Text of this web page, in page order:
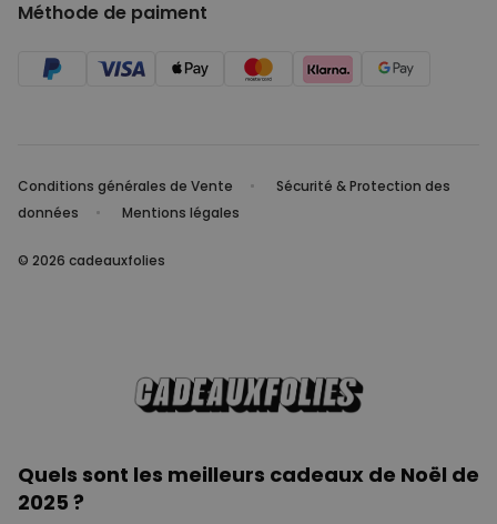
Méthode de paiment
Conditions générales de Vente
Sécurité & Protection des
données
Mentions légales
© 2026 cadeauxfolies
Quels sont les meilleurs cadeaux de Noël de
2025 ?